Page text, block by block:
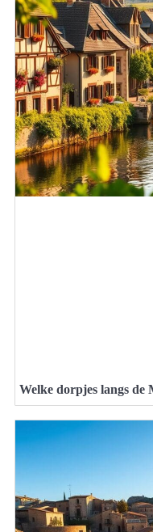
Welke dorpjes langs de